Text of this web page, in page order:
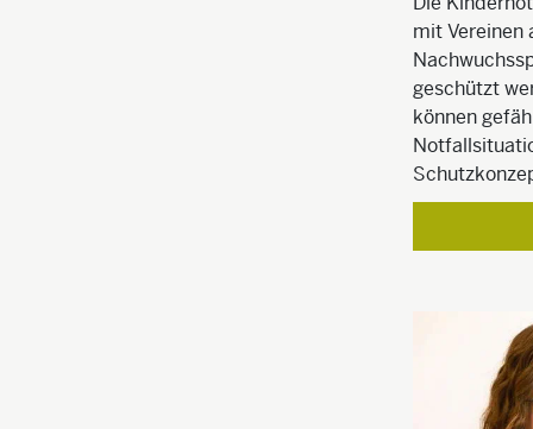
mit Vereinen
geschützt
können